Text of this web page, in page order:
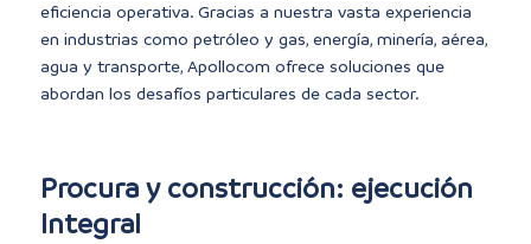
eficiencia operativa. Gracias a nuestra vasta experiencia
en industrias como petróleo y gas, energía, minería, aérea,
agua y transporte, Apollocom ofrece soluciones que
abordan los desafíos particulares de cada sector.
Procura y construcción: ejecución
Integral